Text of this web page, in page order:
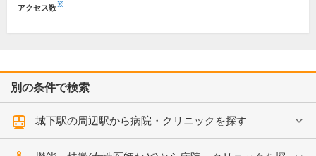
アクセス数※
別の条件で検索
城下駅の周辺駅から病院・クリニックを探す